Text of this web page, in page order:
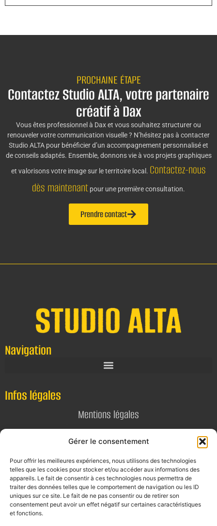
Gérer le consentement
Pour offrir les meilleures expériences, nous utilisons des technologies
telles que les cookies pour stocker et/ou accéder aux informations des
appareils. Le fait de consentir à ces technologies nous permettra de
traiter des données telles que le comportement de navigation ou les ID
uniques sur ce site. Le fait de ne pas consentir ou de retirer son
consentement peut avoir un effet négatif sur certaines caractéristiques
et fonctions.
PROCHAINE ÉTAPE
Contactez Studio ALTA, votre partenaire
créatif à Dax
Vous êtes professionnel à Dax et vous souhaitez structurer ou
renouveler votre communication visuelle ? N’hésitez pas à contacter
Studio ALTA pour bénéficier d’un accompagnement personnalisé et
de conseils adaptés. Ensemble, donnons vie à vos projets graphiques
et valorisons votre image sur le territoire local. Contactez-nous
dès maintenant pour une première consultation.
Prendre contact
Navigation
Infos légales
Mentions légales
Politique de confidentialité
Contact
E-mail
contact@alta-studio.fr